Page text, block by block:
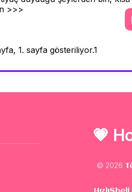
>>>
1. sayfa gösteriliyor.1
💗
© 2026